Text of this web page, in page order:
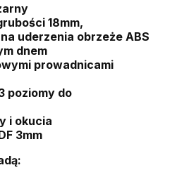
18mm,
uderzenia obrzeże ABS
dnem
prowadnicami
poziomy do
i okucia
3mm